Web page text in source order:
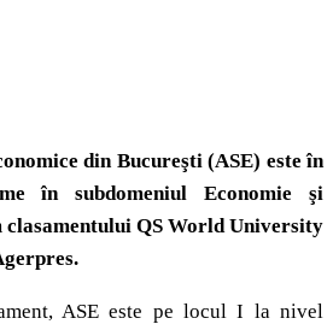
din Bucureşti (ASE) este în
în subdomeniul Economie şi
QS World University
ASE este pe locul I la nivel